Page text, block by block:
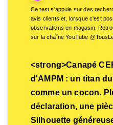
Ce test s'appuie sur des
avis clients et, lorsque c'est
observations en magasin.
sur la chaîne YouTube
<strong>Canapé
d'AMPM : un titan
comme un cocon.
déclaration, une
Silhouette